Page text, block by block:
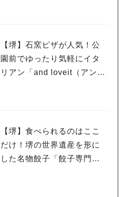
【堺】石窯ピザが人気！公
園前でゆったり気軽にイタ
リアン「and loveit（アンド
【堺】食べられるのはここ
だけ！堺の世界遺産を形に
した名物餃子「餃子専門店